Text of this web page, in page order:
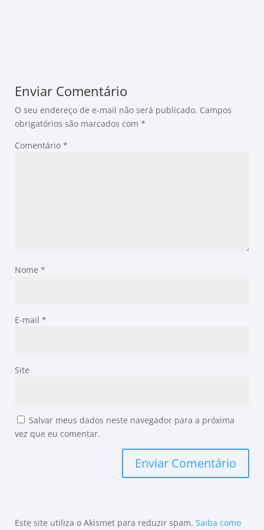
Enviar Comentário
O seu endereço de e-mail não será publicado. Campos
obrigatórios são marcados com *
Comentário *
Nome *
E-mail *
Site
Salvar meus dados neste navegador para a próxima
vez que eu comentar.
Este site utiliza o Akismet para reduzir spam. Saiba como